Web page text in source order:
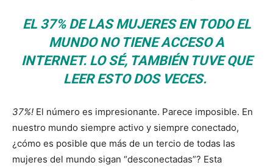
EL 37% DE LAS MUJERES EN TODO EL
MUNDO NO TIENE ACCESO A
INTERNET. LO SÉ, TAMBIÉN TUVE QUE
LEER ESTO DOS VECES.
37%! El número es impresionante. Parece imposible. En
nuestro mundo siempre activo y siempre conectado,
¿cómo es posible que más de un tercio de todas las
mujeres del mundo sigan “desconectadas”? Esta